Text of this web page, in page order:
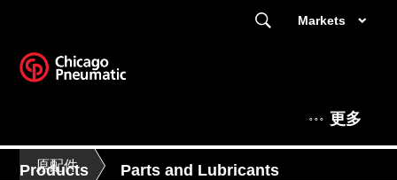
Markets
更多
Products Parts and Lubricants
原配件